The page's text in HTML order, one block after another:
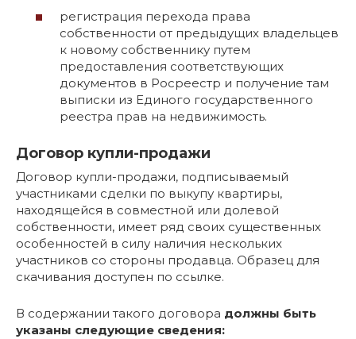
регистрация перехода права
собственности от предыдущих владельцев
к новому собственнику путем
предоставления соответствующих
документов в Росреестр и получение там
выписки из Единого государственного
реестра прав на недвижимость.
Договор купли-продажи
Договор купли-продажи, подписываемый
участниками сделки по выкупу квартиры,
находящейся в совместной или долевой
собственности, имеет ряд своих существенных
особенностей в силу наличия нескольких
участников со стороны продавца. Образец для
скачивания доступен по ссылке.
В содержании такого договора должны быть
указаны следующие сведения: